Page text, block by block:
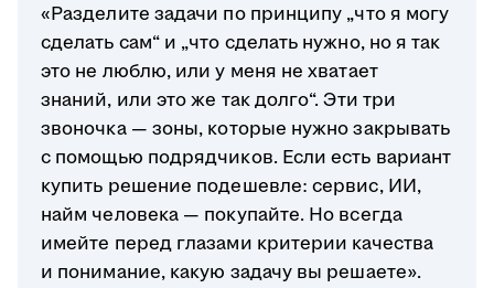
«Разделите задачи по принципу „что я могу
сделать сам“ и „что сделать нужно, но я так
это не люблю, или у меня не хватает
знаний, или это же так долго“. Эти три
звоночка — зоны, которые нужно закрывать
с помощью подрядчиков. Если есть вариант
купить решение подешевле: сервис, ИИ,
найм человека — покупайте. Но всегда
имейте перед глазами критерии качества
и понимание, какую задачу вы решаете».